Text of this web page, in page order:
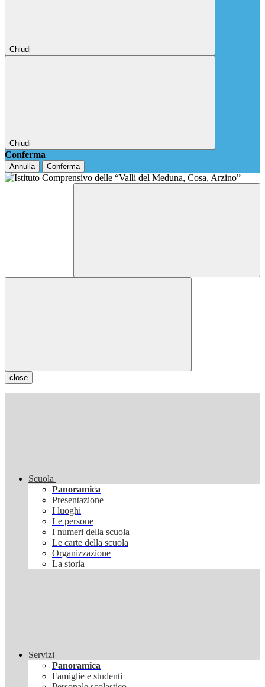
Chiudi
Chiudi
Conferma
Annulla Conferma
close
Scuola
Panoramica
Presentazione
I luoghi
Le persone
I numeri della scuola
Le carte della scuola
Organizzazione
La storia
Servizi
Panoramica
Famiglie e studenti